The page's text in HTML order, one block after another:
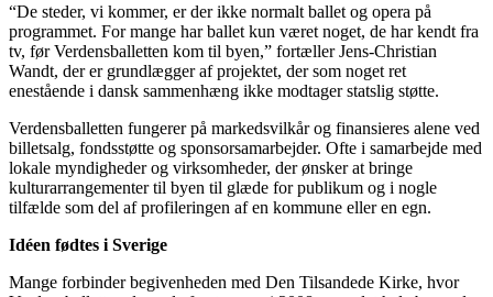
“De steder, vi kommer, er der ikke normalt ballet og opera på
programmet. For mange har ballet kun været noget, de har kendt fra
tv, før Verdensballetten kom til byen,” fortæller Jens-Christian
Wandt, der er grundlægger af projektet, der som noget ret
enestående i dansk sammenhæng ikke modtager statslig støtte.
Verdensballetten fungerer på markedsvilkår og finansieres alene ved
billetsalg, fondsstøtte og sponsorsamarbejder. Ofte i samarbejde med
lokale myndigheder og virksomheder, der ønsker at bringe
kulturarrangementer til byen til glæde for publikum og i nogle
tilfælde som del af profileringen af en kommune eller en egn.
Idéen fødtes i Sverige
Mange forbinder begivenheden med Den Tilsandede Kirke, hvor